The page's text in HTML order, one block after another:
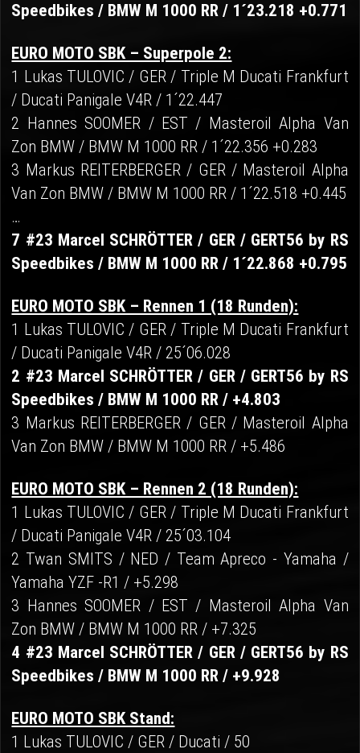
Speedbikes / BMW M 1000 RR / 1´23.218 +0.771
EURO MOTO SBK – Superpole 2:
1 Lukas TULOVIC / GER / Triple M Ducati Frankfurt
/ Ducati Panigale V4R / 1´22.447
2 Hannes SOOMER / EST / Masteroil Alpha Van
Zon BMW / BMW M 1000 RR / 1´22.356 +0.283
3 Markus REITERBERGER / GER / Masteroil Alpha
Van Zon BMW / BMW M 1000 RR / 1´22.518 +0.445
…
7 #23 Marcel SCHRÖTTER / GER / GERT56 by RS
Speedbikes / BMW M 1000 RR / 1´22.868 +0.795
EURO MOTO SBK – Rennen 1 (18 Runden):
1 Lukas TULOVIC / GER / Triple M Ducati Frankfurt
/ Ducati Panigale V4R / 25´06.028
2 #23 Marcel SCHRÖTTER / GER / GERT56 by RS
Speedbikes / BMW M 1000 RR / +4.803
3 Markus REITERBERGER / GER / Masteroil Alpha
Van Zon BMW / BMW M 1000 RR / +5.486
EURO MOTO SBK – Rennen 2 (18 Runden):
1 Lukas TULOVIC / GER / Triple M Ducati Frankfurt
/ Ducati Panigale V4R / 25´03.104
2 Twan SMITS / NED / Team Apreco - Yamaha /
Yamaha YZF -R1 / +5.298
3 Hannes SOOMER / EST / Masteroil Alpha Van
Zon BMW / BMW M 1000 RR / +7.325
4 #23 Marcel SCHRÖTTER / GER / GERT56 by RS
Speedbikes / BMW M 1000 RR / +9.928
EURO MOTO SBK Stand:
1 Lukas TULOVIC / GER / Ducati / 50